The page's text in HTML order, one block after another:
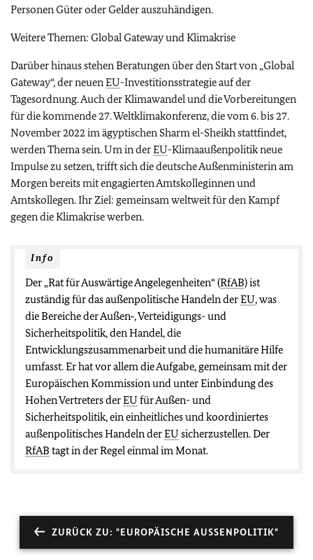
Personen Güter oder Gelder auszuhändigen.
Weitere Themen: Global Gateway und Klimakrise
Darüber hinaus stehen Beratungen über den Start von „Global
Gateway“, der neuen EU-Investitionsstrategie auf der
Tagesordnung. Auch der Klimawandel und die Vorbereitungen
für die kommende 27. Weltklimakonferenz, die vom 6. bis 27.
November 2022 im ägyptischen Sharm el-Sheikh stattfindet,
werden Thema sein. Um in derEU-Klimaaußenpolitik neue
Impulse zu setzen, trifft sich die deutsche Außenministerin am
Morgen bereits mit engagierten Amtskolleginnen und
Amtskollegen. Ihr Ziel: gemeinsam weltweit für den Kampf
gegen die Klimakrise werben.
Info
Der „Rat für Auswärtige Angelegenheiten“ (RfAB) ist
zuständig für das außenpolitische Handeln derEU, was
die Bereiche der Außen‑, Verteidigungs- und
Sicherheitspolitik, den Handel, die
Entwicklungszusammenarbeit und die humanitäre Hilfe
umfasst. Er hat vor allem die Aufgabe, gemeinsam mit der
Europäischen Kommission und unter Einbindung des
Hohen Vertreters derEU für Außen- und
Sicherheitspolitik, ein einheitliches und koordiniertes
außenpolitisches Handeln derEU sicherzustellen. Der
RfAB tagt in der Regel einmal im Monat.
ZURÜCK ZU: "EUROPÄISCHE AUSSENPOLITIK"